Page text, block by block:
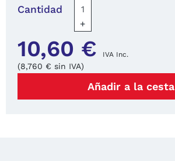
Cantidad
+
10,60 € IVA Inc.
(8,760 € sin IVA)
Añadir a la cesta